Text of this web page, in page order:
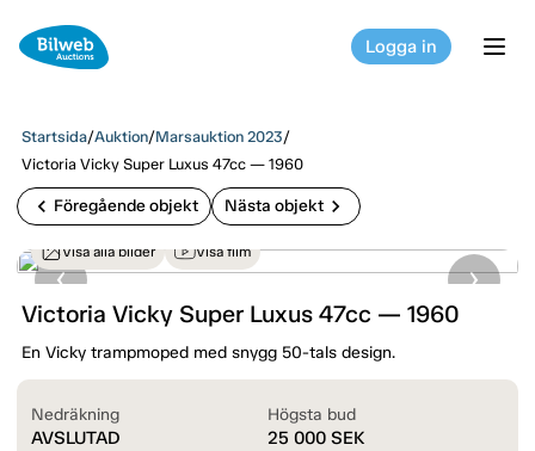
Logga in
Startsida/Auktion/Marsauktion 2023/
Victoria Vicky Super Luxus 47cc — 1960
chevron_left Föregående objekt Nästa objekt chevron_right
Visa alla bilder Visa film
Victoria Vicky Super Luxus 47cc — 1960
En Vicky trampmoped med snygg 50-tals design.
Nedräkning
AVSLUTAD
Högsta bud
25 000 SEK